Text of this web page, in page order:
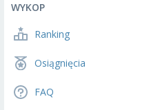
WYKOP
Ranking
Osiągnięcia
FAQ